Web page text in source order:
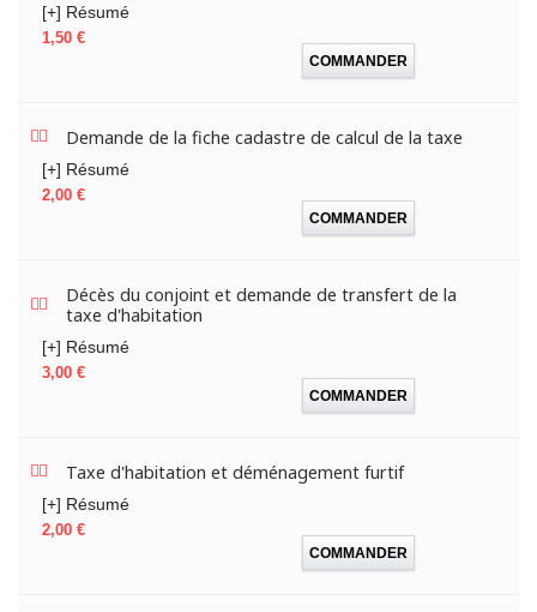
[+] Résumé
Prix
1,50 €
COMMANDER
Demande de la fiche cadastre de calcul de la taxe
[+] Résumé
Prix
2,00 €
COMMANDER
Décès du conjoint et demande de transfert de la
taxe d'habitation
[+] Résumé
Prix
3,00 €
COMMANDER
Taxe d'habitation et déménagement furtif
[+] Résumé
Prix
2,00 €
COMMANDER